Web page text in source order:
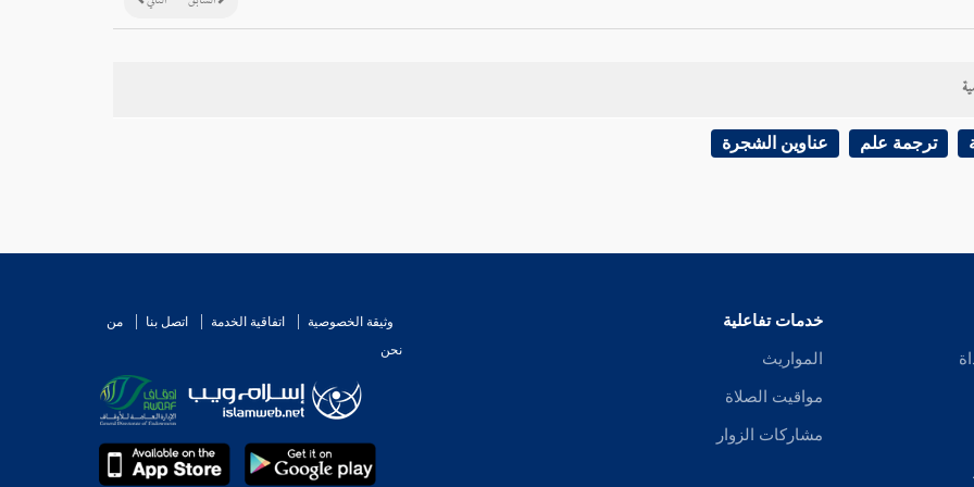
ترجمة علم عناوين الشجرة
خدمات تفاعلية
المواريث
مواقيت الصلاة
مشاركات الزوار
وثيقة الخصوصية اتفاقية الخدمة اتصل بنا
من
نحن